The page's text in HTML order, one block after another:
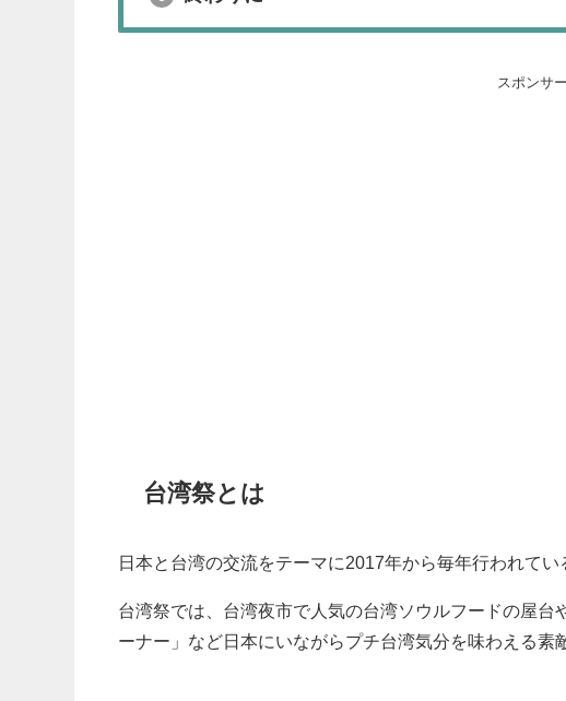
スポンサ
台湾祭とは
日本と台湾の交流をテーマに2017年から毎年行われてい
台湾祭では、台湾夜市で人気の台湾ソウルフードの屋
ーナー」など日本にいながらプチ台湾気分を味わえる素